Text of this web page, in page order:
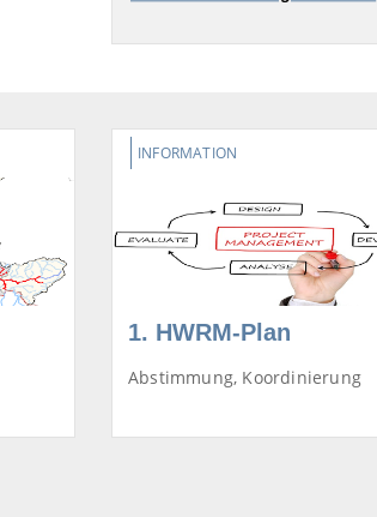
INFORMATION
1. HWRM-Plan
Abstimmung, Koordinierung